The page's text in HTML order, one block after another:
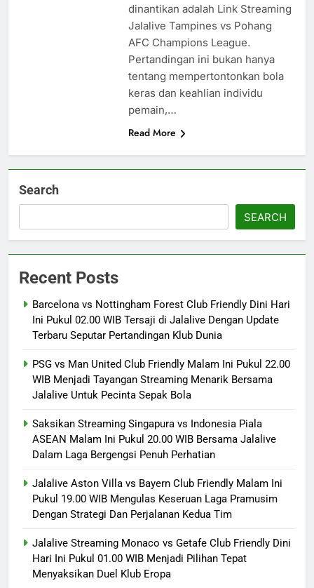
dinantikan adalah Link Streaming
Jalalive Tampines vs Pohang
AFC Champions League.
Pertandingan ini bukan hanya
tentang mempertontonkan bola
keras dan keahlian individu
pemain,…
Read More
Search
SEARCH
Recent Posts
Barcelona vs Nottingham Forest Club Friendly Dini Hari
Ini Pukul 02.00 WIB Tersaji di Jalalive Dengan Update
Terbaru Seputar Pertandingan Klub Dunia
PSG vs Man United Club Friendly Malam Ini Pukul 22.00
WIB Menjadi Tayangan Streaming Menarik Bersama
Jalalive Untuk Pecinta Sepak Bola
Saksikan Streaming Singapura vs Indonesia Piala
ASEAN Malam Ini Pukul 20.00 WIB Bersama Jalalive
Dalam Laga Bergengsi Penuh Perhatian
Jalalive Aston Villa vs Bayern Club Friendly Malam Ini
Pukul 19.00 WIB Mengulas Keseruan Laga Pramusim
Dengan Strategi Dan Perjalanan Kedua Tim
Jalalive Streaming Monaco vs Getafe Club Friendly Dini
Hari Ini Pukul 01.00 WIB Menjadi Pilihan Tepat
Menyaksikan Duel Klub Eropa